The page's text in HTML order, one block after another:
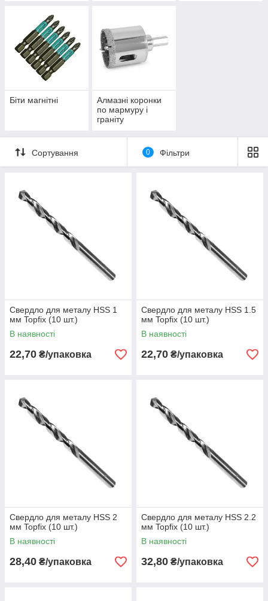
Біти магнітні
Алмазні коронки
по мармуру і
граніту
Сортування 0 Фільтри
Свердло для металу HSS 1
мм Topfix (10 шт.)
В наявності
22,70 ₴/упаковка
Свердло для металу HSS 1.5
мм Topfix (10 шт.)
В наявності
22,70 ₴/упаковка
Свердло для металу HSS 2
мм Topfix (10 шт.)
В наявності
28,40 ₴/упаковка
Свердло для металу HSS 2.2
мм Topfix (10 шт.)
В наявності
32,80 ₴/упаковка